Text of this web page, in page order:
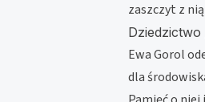
zaszczyt z
Ewa Gorol
dla